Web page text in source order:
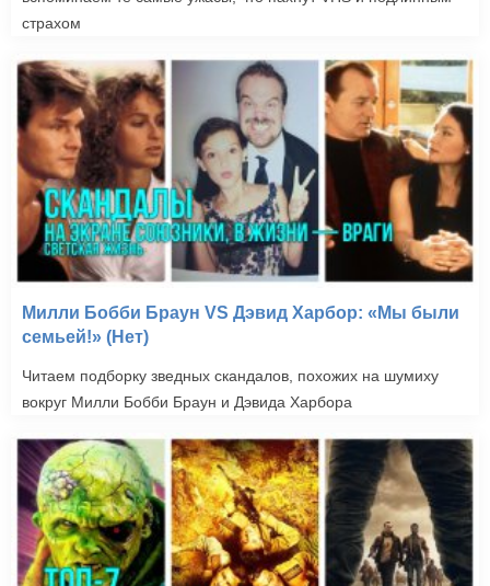
страхом
Милли Бобби Браун VS Дэвид Харбор: «Мы были
семьей!» (Нет)
Читаем подборку зведных скандалов, похожих на шумиху
вокруг Милли Бобби Браун и Дэвида Харбора